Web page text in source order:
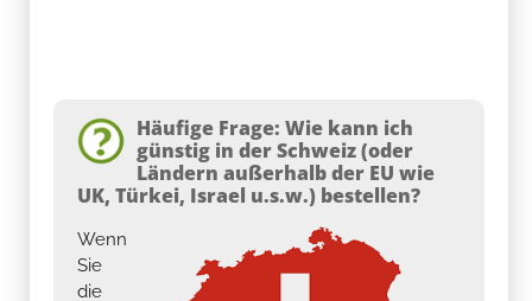
Häufige Frage: Wie kann ich
günstig in der Schweiz (oder
Ländern außerhalb der EU wie
UK, Türkei, Israel u.s.w.) bestellen?
Wenn
Sie
die